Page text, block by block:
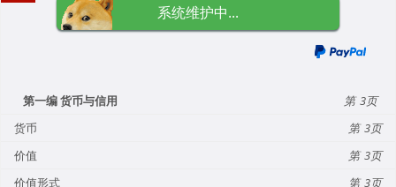
系统维护中...
第一编 货币与信用
3
货币
3
价值
3
价值形式
3